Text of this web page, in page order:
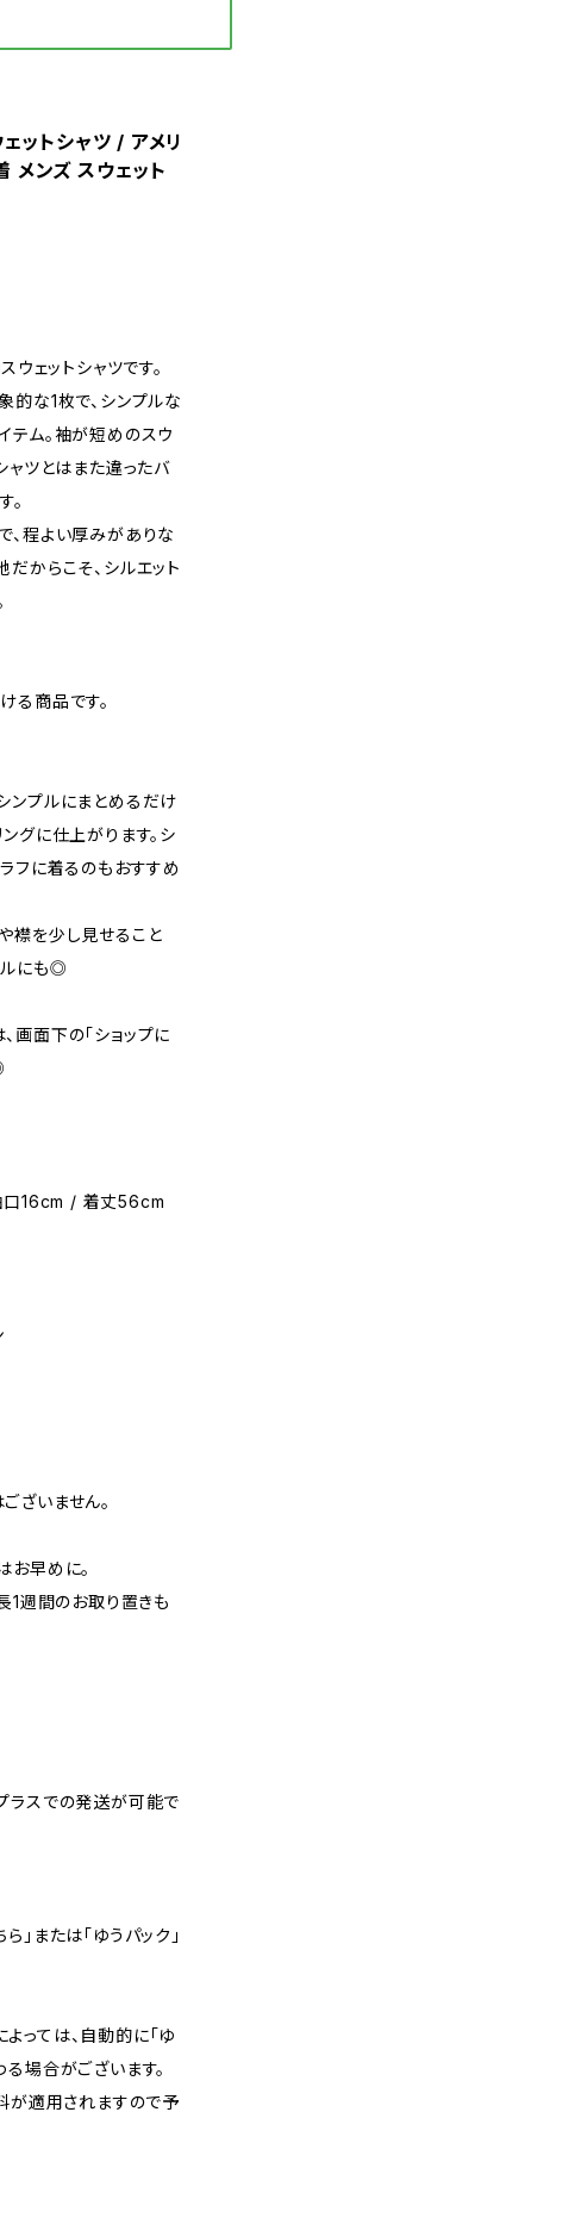
ットシャツ / アメリ
ンズ スウェット
ェットシャツです。
的な1枚で、シンプルな
テム。袖が短めのスウ
ャツとはまた違ったバ
。
、程よい厚みがありな
からこそ、シルエット
る商品です。
ンプルにまとめるだけ
グに仕上がります。シ
フに着るのもおすすめ
襟を少し見せること
ルにも◎
画面下の「ショップに
16cm / 着丈56cm
ざいません。
お早めに。
1週間のお取り置きも
ラスでの発送が可能で
」または「ゆうパック」
っては、自動的に「ゆ
場合がございます。
が適用されますので予